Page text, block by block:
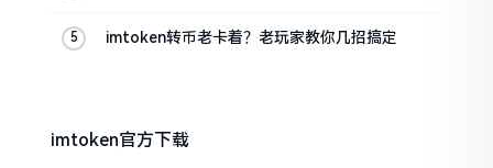
imtoken转币老卡着？老玩家教你几招搞定
imtoken官方下载